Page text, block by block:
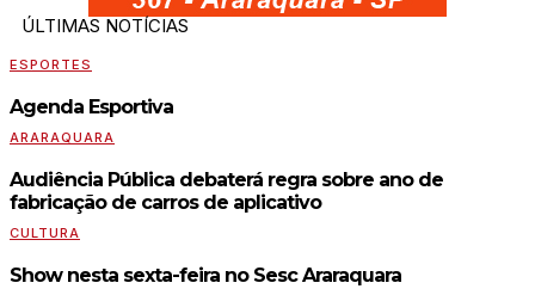
ÚLTIMAS NOTÍCIAS
ESPORTES
Agenda Esportiva
ARARAQUARA
Audiência Pública debaterá regra sobre ano de
fabricação de carros de aplicativo
CULTURA
Show nesta sexta-feira no Sesc Araraquara